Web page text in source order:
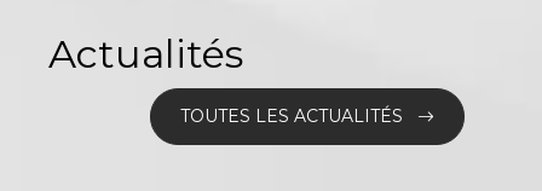
Actualités
TOUTES LES ACTUALITÉS